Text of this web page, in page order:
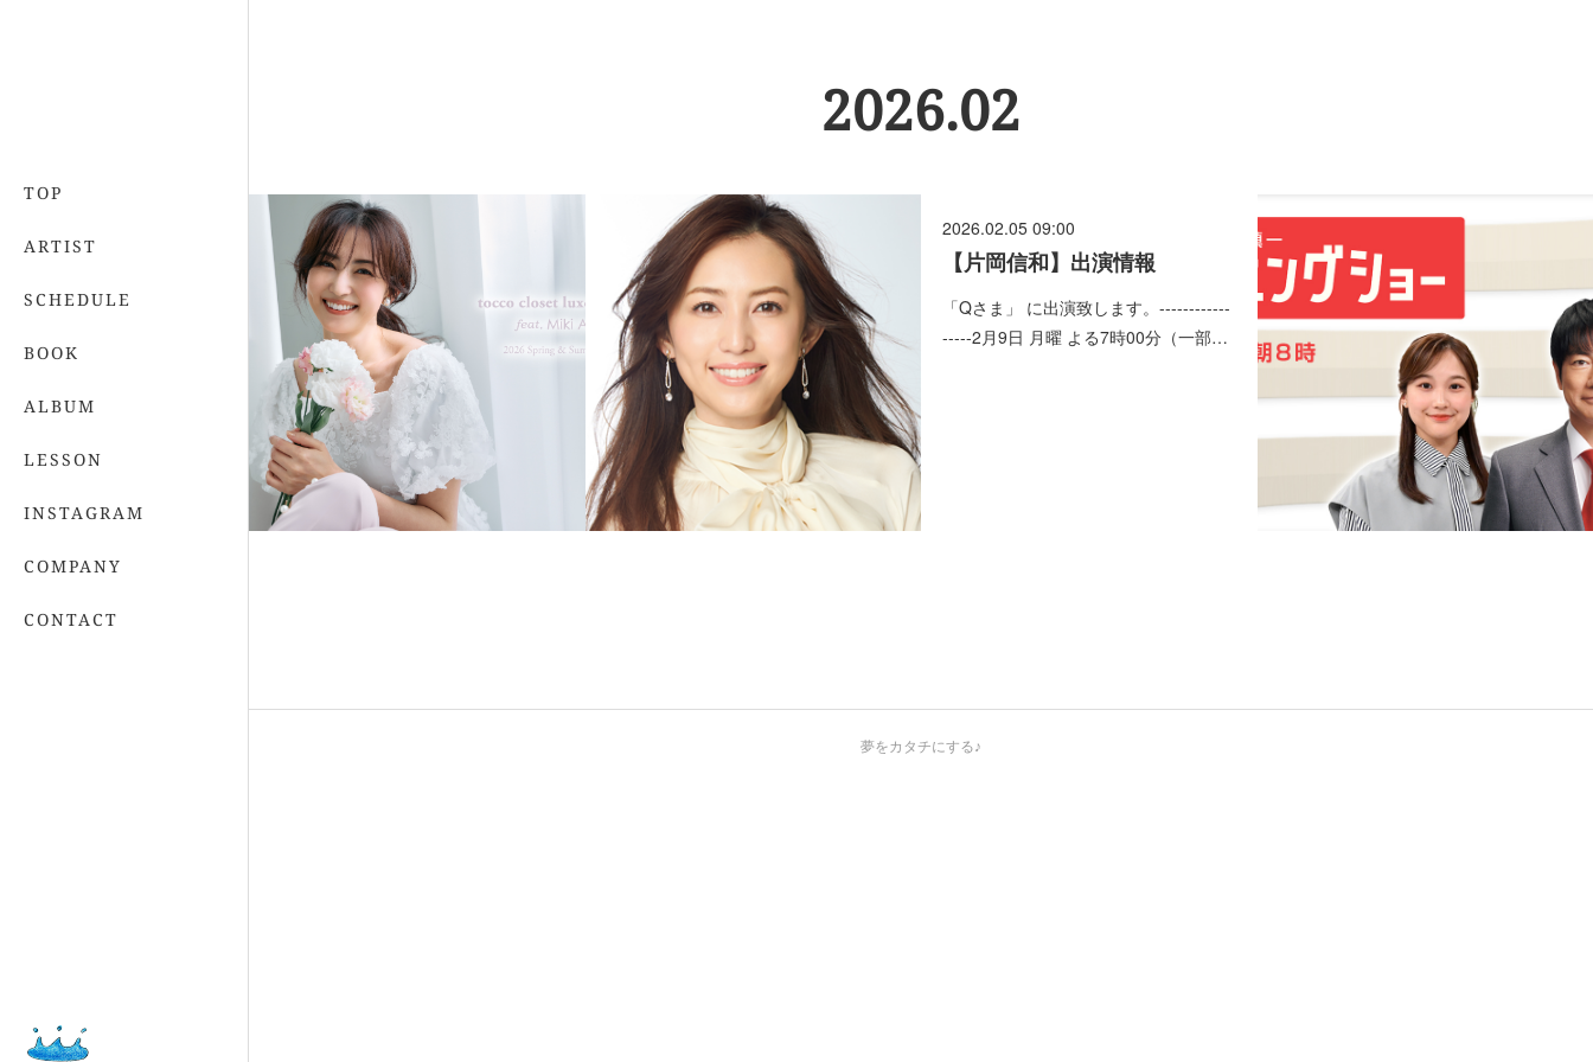
TOP
ARTIST
SCHEDULE
BOOK
ALBUM
LESSON
INSTAGRAM
COMPANY
CONTACT
2026.02
2026.02.05 09:00
【片岡信和】出演情報
「Qさま」 に出演致します。------------
-----2月9日 月曜 よる7時00分（一部…
夢をカタチにする♪